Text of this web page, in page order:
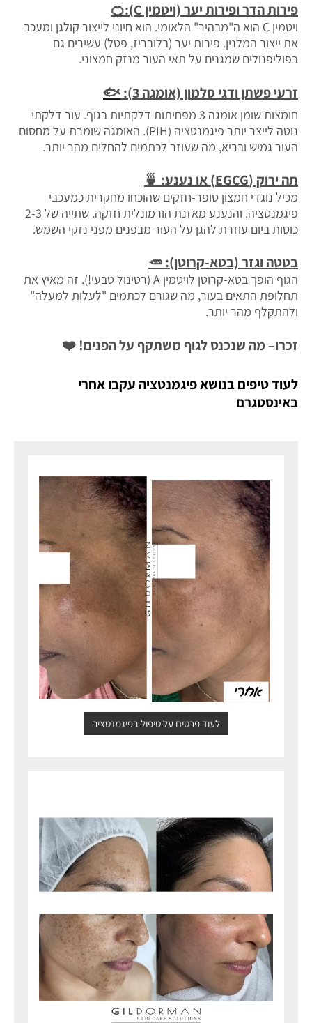
פירות הדר ופירות יער (ויטמין C): 🍊
ויטמין C הוא ה"מבהיר" הלאומי. הוא חיוני לייצור קולגן ומעכב
את ייצור המלנין. פירות יער (בלובריז, פטל) עשירים גם
בפוליפנולים שמגנים על תאי העור מנזק חמצוני.
זרעי פשתן ודגי סלמון (אומגה 3): 🐟
חומצות שומן אומגה 3 מפחיתות דלקתיות בגוף. עור דלקתי
נוטה לייצר יותר פיגמנטציה (PIH). האומגה שומרת על מחסום
העור גמיש ובריא, מה שעוזר לכתמים להחלים מהר יותר.
תה ירוק (EGCG) או נענע: 🍵
מכיל נוגדי חמצון סופר-חזקים שהוכחו מחקרית כמעכבי
פיגמנטציה. והנענע מאזנת הורמונלית חזקה. שתייה של 2-3
כוסות ביום עוזרת להגן על העור מבפנים מפני נזקי השמש.
בטטה וגזר (בטא-קרוטן):🥕
הגוף הופך בטא-קרוטן לויטמין A (רטינול טבעי!). זה מאיץ את
תחלופת התאים בעור, מה שגורם לכתמים "לעלות למעלה"
ולהתקלף מהר יותר.
זכרו– מה שנכנס לגוף משתקף על הפנים!❤️
לעוד טיפים בנושא פיגמנטציה עקבו אחרי
באינסטגרם
לעוד פרטים על טיפול בפיגמנטציה